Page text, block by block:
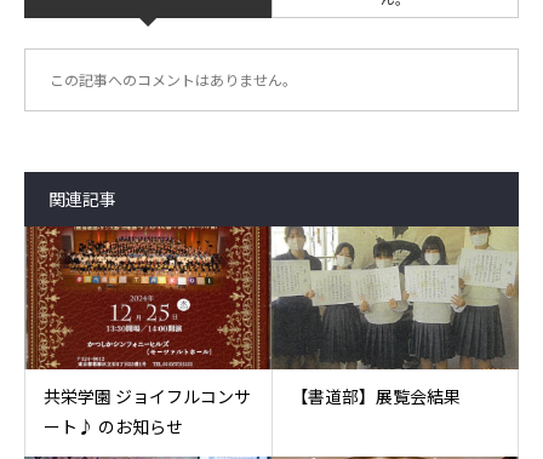
この記事へのコメントはありません。
関連記事
共栄学園 ジョイフルコンサ
ート♪ のお知らせ
【書道部】展覧会結果